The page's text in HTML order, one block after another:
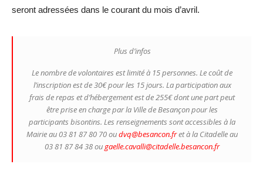
seront adressées dans le courant du mois d’avril.
Plus d’infos
Le nombre de volontaires est limité à 15 personnes. Le coût de
l’inscription est de 30€ pour les 15 jours. La participation aux
frais de repas et d’hébergement est de 255€ dont une part peut
être prise en charge par la Ville de Besançon pour les
participants bisontins. Les renseignements sont accessibles à la
Mairie au 03 81 87 80 70 oudvq@besancon.fret à la Citadelle au
03 81 87 84 38 ougaelle.cavalli@citadelle.besancon.fr